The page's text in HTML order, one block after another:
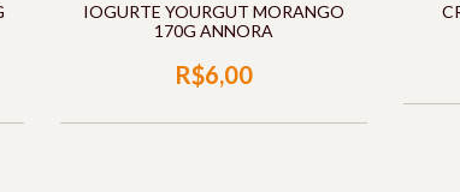
IOGURTE YOURGUT MORANGO
170G ANNORA
R$6,00